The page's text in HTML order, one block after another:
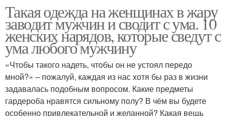
Такая одежда на женщинах в жару
заводит мужчин и сводит с ума. 10
женских нарядов, которые сведут с
ума любого мужчину
«Чтобы такого надеть, чтобы он не устоял передо
мной?» – пожалуй, каждая из нас хотя бы раз в жизни
задавалась подобным вопросом. Какие предметы
гардероба нравятся сильному полу? В чём вы будете
особенно привлекательной и желанной? Какая вещь